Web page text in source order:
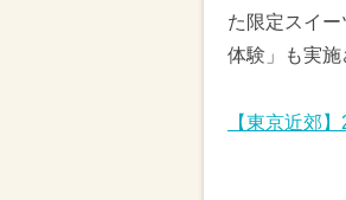
た限定スイ
体験」も実施
【東京近郊